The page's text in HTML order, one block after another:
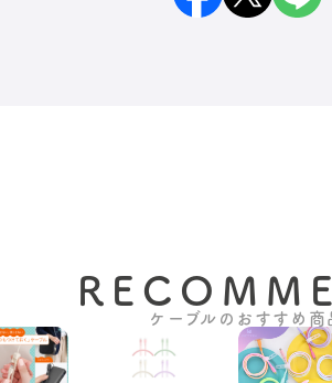
ケーブルのおすすめ商